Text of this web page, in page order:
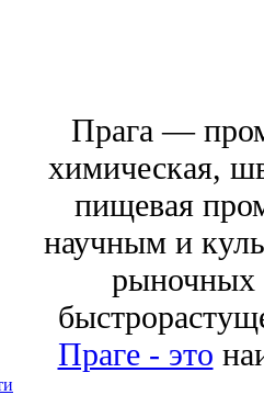
Прага —
химическая,
пищевая
научным и
рыночных
Праге - это